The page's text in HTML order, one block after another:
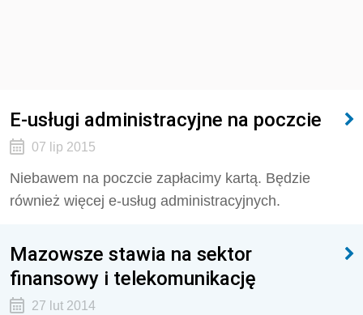
E-usługi administracyjne na poczcie
07 lip 2015
Niebawem na poczcie zapłacimy kartą. Będzie
również więcej e-usług administracyjnych.
Mazowsze stawia na sektor
finansowy i telekomunikację
27 lut 2014